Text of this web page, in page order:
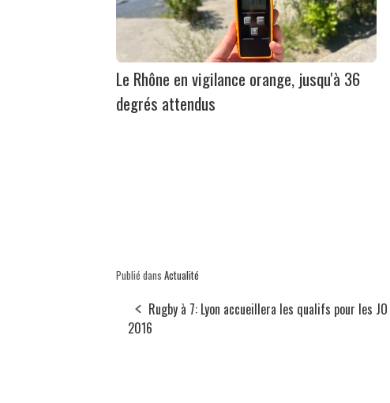
Le Rhône en vigilance orange, jusqu'à 36
degrés attendus
Publié dans Actualité
Rugby à 7: Lyon accueillera les qualifs pour les JO
2016